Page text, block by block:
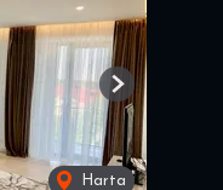
Harta
Next